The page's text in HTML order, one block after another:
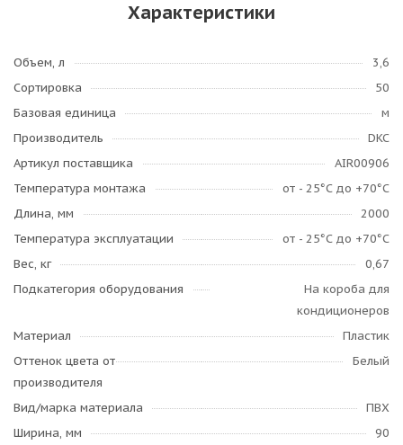
Характеристики
Объем, л
3,6
Сортировка
50
Базовая единица
м
Производитель
DKC
Артикул поставщика
AIR00906
Температура монтажа
от - 25°С до +70°С
Длина, мм
2000
Температура эксплуатации
от - 25°С до +70°С
Вес, кг
0,67
Подкатегория оборудования
На короба для
кондиционеров
Материал
Пластик
Оттенок цвета от
производителя
Белый
Вид/марка материала
ПВХ
Ширина, мм
90